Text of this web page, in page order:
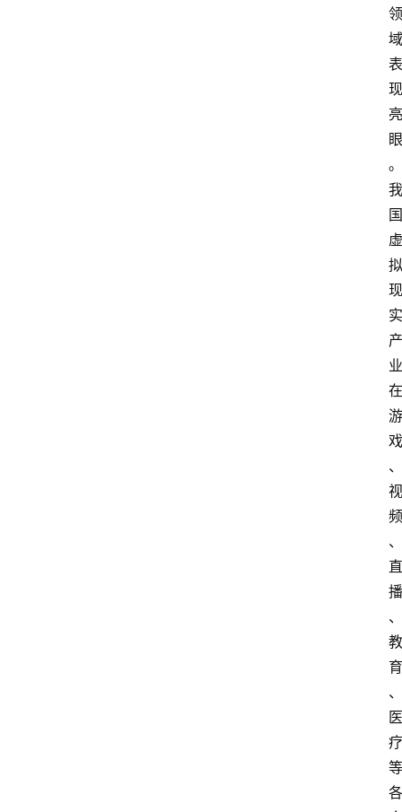
领
域
表
现
亮
眼
。
我
国
虚
拟
现
实
产
业
在
游
戏
、
视
频
、
直
播
、
教
育
、
医
疗
等
各